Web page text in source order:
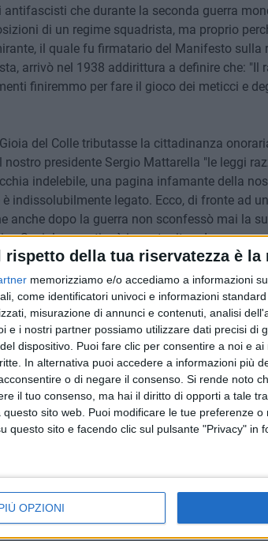
rispetto della tua riservatezza è
memorizziamo e/o accediamo a informazioni
come identificatori univoci e informazioni
misurazione di annunci e contenuti, analisi
e i nostri partner possiamo utilizzare dati precisi di
dispositivo. Puoi fare clic per consentire a noi e
In alternativa puoi accedere a informazioni più
o di negare il consenso. Si rende noto
il tuo consenso, ma hai il diritto di opporti a tale
sito web. Puoi modificare le tue preferenze
questo sito e facendo clic sul pulsante "Privacy" in
OPZIONI
che durante la seconda guerra
di un regime squadrista, ma proprio
il quale fu firmatario del Manifesto sulla
arrivò nel 1938 addirittura a definire che: "Il
finiremmo per fare il gioco dei meticci e
del Colle tributasse la cittadinanza
nostro presidente Sergio Mattarella "le leggi
indelebile, una pagina infamante della
indissolubilmente legato. Ecco, di fronte ad un
anche dopo la guerra non sconfessò mai la
Sociale e continuò imperterrito ad essere un
sua dissoluzione, l'Anpi si chiede come
possa assumere la decisione di
della cittadinanza onoraria la senatrice a
del Colle ricostruisce: «Non più tardi di tre
di Verona che aveva preso una
personaggio dopo aver previamente concesso
in quell'occasione che "La città di Verona
ma non può fare scelte che sono una
chiediamo pertanto che all'interno della
più serena sull'opportunità di
valori condivisi dell'antifascismo e